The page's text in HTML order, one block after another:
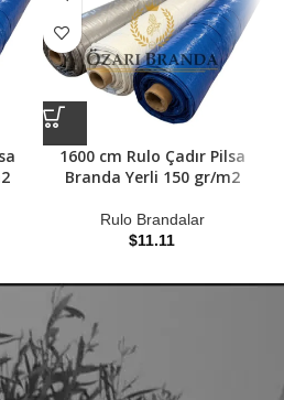
1600 cm Rulo Çadır Pilsa
Branda Yerli 150 gr/m2
Rulo Brandalar
$11.11